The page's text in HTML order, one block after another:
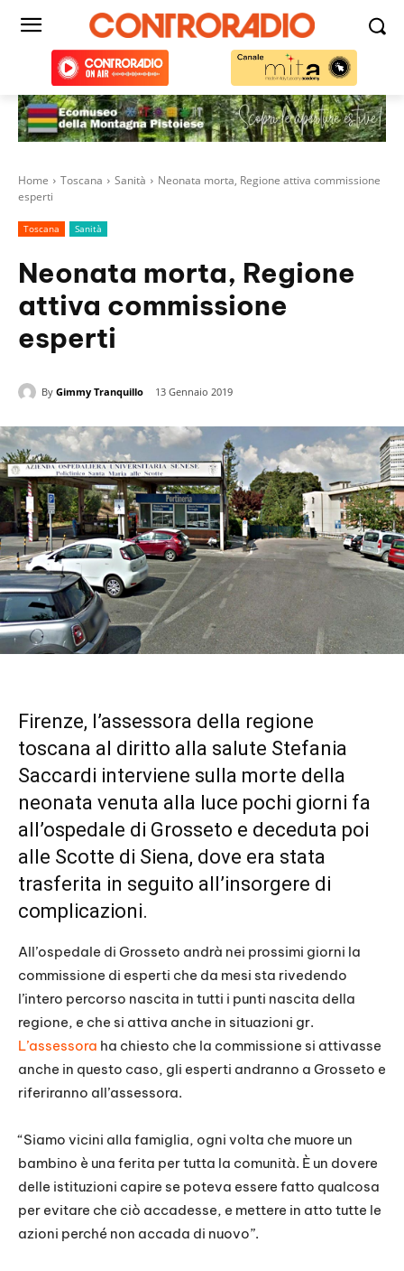
Home Toscana Sanità
Neonata morta, Regione attiva commissione
esperti
Toscana Sanità
Neonata morta, Regione
attiva commissione
esperti
By Gimmy Tranquillo 13 Gennaio 2019
Firenze, l’assessora della regione
toscana al diritto alla salute Stefania
Saccardi interviene sulla morte della
neonata venuta alla luce pochi giorni fa
all’ospedale di Grosseto e deceduta poi
alle Scotte di Siena, dove era stata
trasferita in seguito all’insorgere di
complicazioni.
All’ospedale di Grosseto andrà nei prossimi giorni la
commissione di esperti che da mesi sta rivedendo
l’intero percorso nascita in tutti i punti nascita della
regione, e che si attiva anche in situazioni gr.
L’assessora ha chiesto che la commissione si attivasse
anche in questo caso, gli esperti andranno a Grosseto e
riferiranno all’assessora.
“Siamo vicini alla famiglia, ogni volta che muore un
bambino è una ferita per tutta la comunità. È un dovere
delle istituzioni capire se poteva essere fatto qualcosa
per evitare che ciò accadesse, e mettere in atto tutte le
azioni perché non accada di nuovo”.